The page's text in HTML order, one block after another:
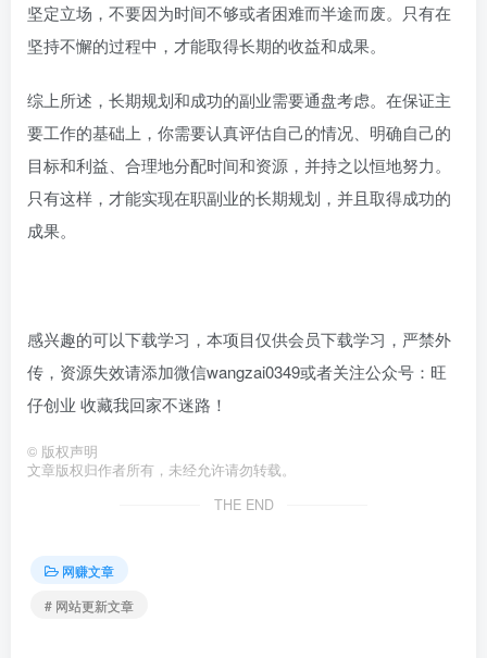
坚定立场，不要因为时间不够或者困难而半途而废。只有在
坚持不懈的过程中，才能取得长期的收益和成果。
综上所述，长期规划和成功的副业需要通盘考虑。在保证主
要工作的基础上，你需要认真评估自己的情况、明确自己的
目标和利益、合理地分配时间和资源，并持之以恒地努力。
只有这样，才能实现在职副业的长期规划，并且取得成功的
成果。
感兴趣的可以下载学习，本项目仅供会员下载学习，严禁外
传，资源失效请添加微信wangzai0349或者关注公众号：旺
仔创业 收藏我回家不迷路！
© 版权声明
文章版权归作者所有，未经允许请勿转载。
THE END
网赚文章
# 网站更新文章